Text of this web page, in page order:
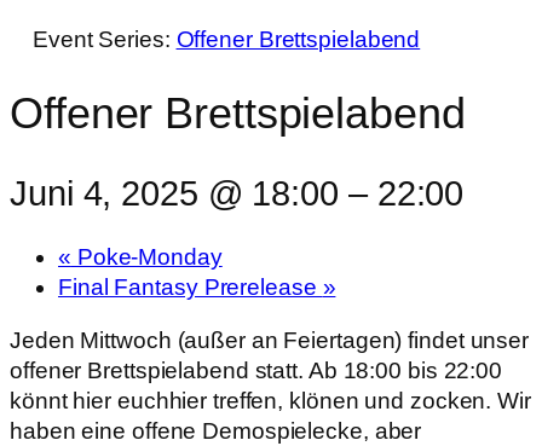
Event Series: Offener Brettspielabend
Offener Brettspielabend
Juni 4, 2025 @ 18:00 – 22:00
« Poke-Monday
Final Fantasy Prerelease »
Jeden Mittwoch (außer an Feiertagen) findet unser
offener Brettspielabend statt. Ab 18:00 bis 22:00
könnt hier euchhier treffen, klönen und zocken. Wir
haben eine offene Demospielecke, aber